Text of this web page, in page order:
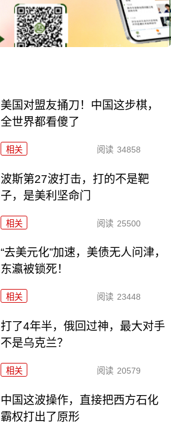
美国对盟友捅刀！中国这步棋，
全世界都看傻了
相关 阅读 34858
波斯第27波打击，打的不是靶
子，是美利坚命门
相关 阅读 25500
“去美元化”加速，美债无人问津，
东瀛被锁死！
相关 阅读 23448
打了4年半，俄回过神，最大对手
不是乌克兰？
相关 阅读 20579
中国这波操作，直接把西方石化
霸权打出了原形